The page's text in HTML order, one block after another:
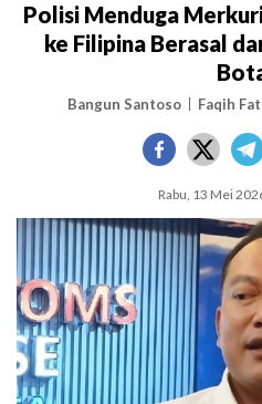
Polisi Menduga
ke Filipina Berasal
Bangun Santoso Faqih
Rabu, 13 Mei